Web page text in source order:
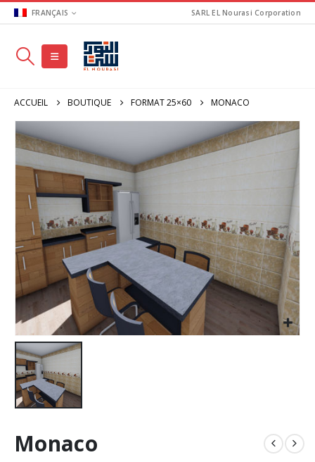
FRANÇAIS SARL EL Nourasi Corporation
ACCUEIL BOUTIQUE FORMAT 25×60 MONACO
Monaco